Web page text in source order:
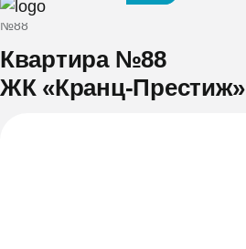
Главная Новостройки•ЖК «Кранц-
№88
Квартира №88
ЖК «Кранц-